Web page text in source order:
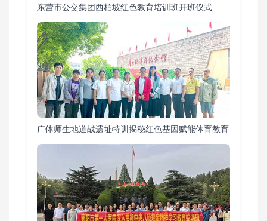
东营市公交集团西柏坡红色教育培训班开班仪式
广体师生地道战遗址特训揭秘红色基因赋能体育教育